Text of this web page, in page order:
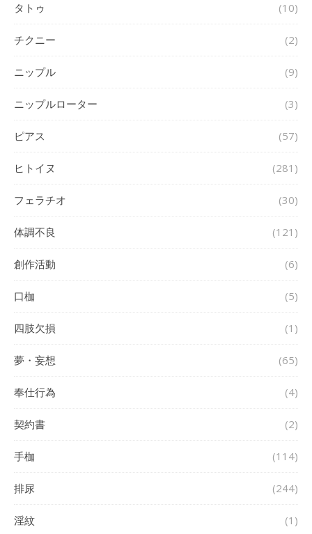
タトゥ (10)
チクニー (2)
ニップル (9)
ニップルローター (3)
ピアス (57)
ヒトイヌ (281)
フェラチオ (30)
体調不良 (121)
創作活動 (6)
口枷 (5)
四肢欠損 (1)
夢・妄想 (65)
奉仕行為 (4)
契約書 (2)
手枷 (114)
排尿 (244)
淫紋 (1)